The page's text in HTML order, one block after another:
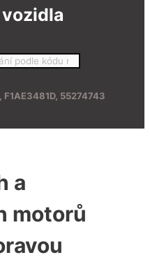
55274743
a
motorů